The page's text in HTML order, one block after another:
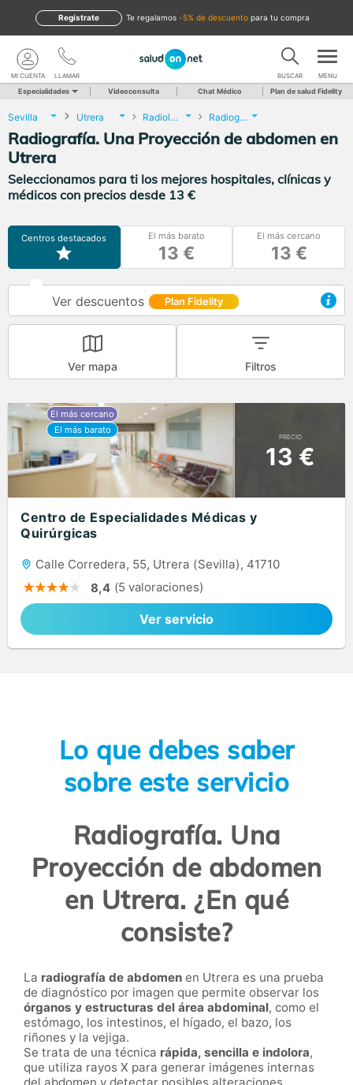
te regalamos -5% de descuento para tu compra
Regístrate
LLAMAR
MI CUENTA BUSCAR MENU
Especialidades Videoconsulta Chat Médico Plan de salud Fidelity
Sevilla Utrera Radiología Radiografía. Una Proyección de abdomen
Radiografía. Una Proyección de abdomen en
Utrera
Seleccionamos para ti los mejores hospitales, clínicas y
médicos con precios desde 13 €
Centros destacados El más barato
13 €
El más cercano
13 €
Ver descuentos Plan Fidelity
Ver mapa Filtros
PRECIO
13 €
Centro de Especialidades Médicas y
Quirúrgicas
Calle Corredera, 55, Utrera (Sevilla), 41710
8,4 (5 valoraciones)
Ver servicio
Lo que debes saber
sobre este servicio
Radiografía. Una
Proyección de abdomen
en Utrera. ¿En qué
consiste?
La radiografía de abdomen en Utrera es una prueba
de diagnóstico por imagen que permite observar los
órganos y estructuras del área abdominal, como el
estómago, los intestinos, el hígado, el bazo, los
riñones y la vejiga.
Se trata de una técnica rápida, sencilla e indolora,
que utiliza rayos X para generar imágenes internas